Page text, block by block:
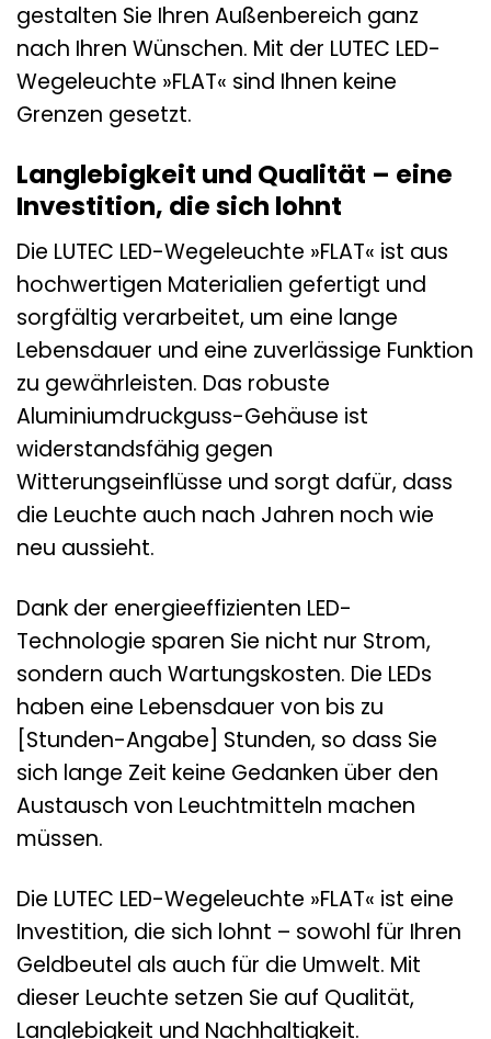
gestalten Sie Ihren Außenbereich ganz
nach Ihren Wünschen. Mit der LUTEC LED-
Wegeleuchte »FLAT« sind Ihnen keine
Grenzen gesetzt.
Langlebigkeit und Qualität – eine
Investition, die sich lohnt
Die LUTEC LED-Wegeleuchte »FLAT« ist aus
hochwertigen Materialien gefertigt und
sorgfältig verarbeitet, um eine lange
Lebensdauer und eine zuverlässige Funktion
zu gewährleisten. Das robuste
Aluminiumdruckguss-Gehäuse ist
widerstandsfähig gegen
Witterungseinflüsse und sorgt dafür, dass
die Leuchte auch nach Jahren noch wie
neu aussieht.
Dank der energieeffizienten LED-
Technologie sparen Sie nicht nur Strom,
sondern auch Wartungskosten. Die LEDs
haben eine Lebensdauer von bis zu
[Stunden-Angabe] Stunden, so dass Sie
sich lange Zeit keine Gedanken über den
Austausch von Leuchtmitteln machen
müssen.
Die LUTEC LED-Wegeleuchte »FLAT« ist eine
Investition, die sich lohnt – sowohl für Ihren
Geldbeutel als auch für die Umwelt. Mit
dieser Leuchte setzen Sie auf Qualität,
Langlebigkeit und Nachhaltigkeit.